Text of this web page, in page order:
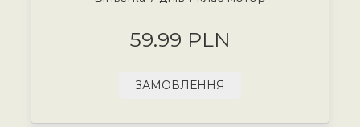
59.99 PLN
ЗАМОВЛЕННЯ